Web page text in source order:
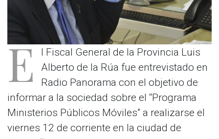
E l Fiscal General de la Provincia Luis
Alberto de la Rúa fue entrevistado en
Radio Panorama con el objetivo de
informar a la sociedad sobre el “Programa
Ministerios Públicos Móviles” a realizarse el
viernes 12 de corriente en la ciudad de